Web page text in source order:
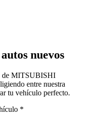
nuevos
de MITSUBISHI
entre nuestra
tu vehículo perfecto.
*